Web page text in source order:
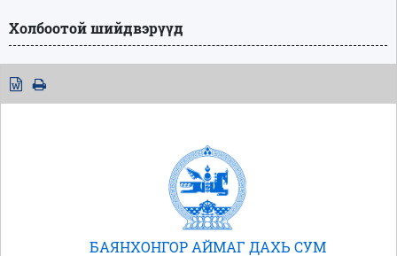
Холбоотой шийдвэрүүд
БАЯНХОНГОР АЙМАГ ДАХЬ СУМ